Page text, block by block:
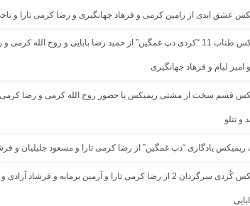
عشق ابدی از رامین کرمی و فرهاد جهانگیری و رضا کرمی تارا و
دانلود ریمیکس طناب 11 “کردی دپ غمگین” از حمید رضا بابایی و روح الله
امیر لیام و فرهاد جهانگیری
قسم سخت از مشتی ریمیکس با حضور روح الله کرمی و رضا کرمی
و تتلو
ریمیکس یادگاری “دپ غمگین” از رضا کرمی تارا و مسعود جلیلیان و
دانلود ریمیکس کُردی سرگردان 2 از رضا کرمی تارا و آرمین برمایه و